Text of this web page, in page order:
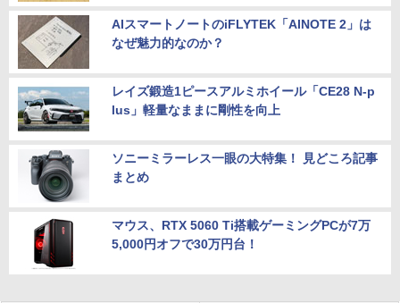
AIスマートノートのiFLYTEK「AINOTE 2」は
なぜ魅力的なのか？
レイズ鍛造1ピースアルミホイール「CE28 N-p
lus」軽量なままに剛性を向上
ソニーミラーレス一眼の大特集！ 見どころ記事
まとめ
マウス、RTX 5060 Ti搭載ゲーミングPCが7万
5,000円オフで30万円台！